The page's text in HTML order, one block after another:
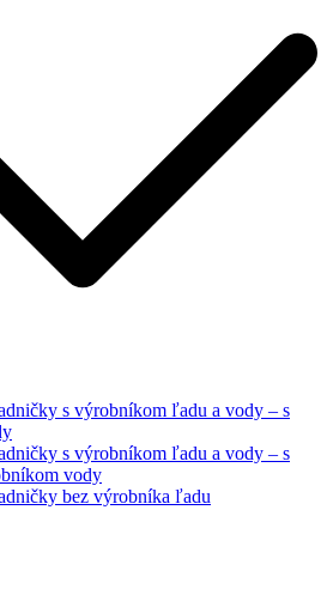
s výrobníkom ľadu a vody – s
s výrobníkom ľadu a vody – s
vody
bez výrobníka ľadu